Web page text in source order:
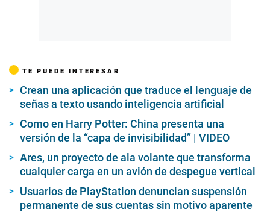
TE PUEDE INTERESAR
Crean una aplicación que traduce el lenguaje de
señas a texto usando inteligencia artificial
Como en Harry Potter: China presenta una
versión de la “capa de invisibilidad” | VIDEO
Ares, un proyecto de ala volante que transforma
cualquier carga en un avión de despegue vertical
Usuarios de PlayStation denuncian suspensión
permanente de sus cuentas sin motivo aparente